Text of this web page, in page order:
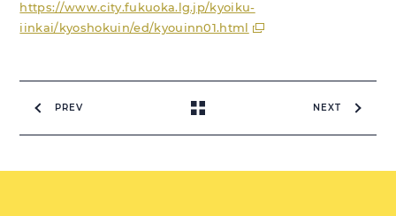
https://www.city.fukuoka.lg.jp/kyoiku-
iinkai/kyoshokuin/ed/kyouinn01.html
PREV NEXT